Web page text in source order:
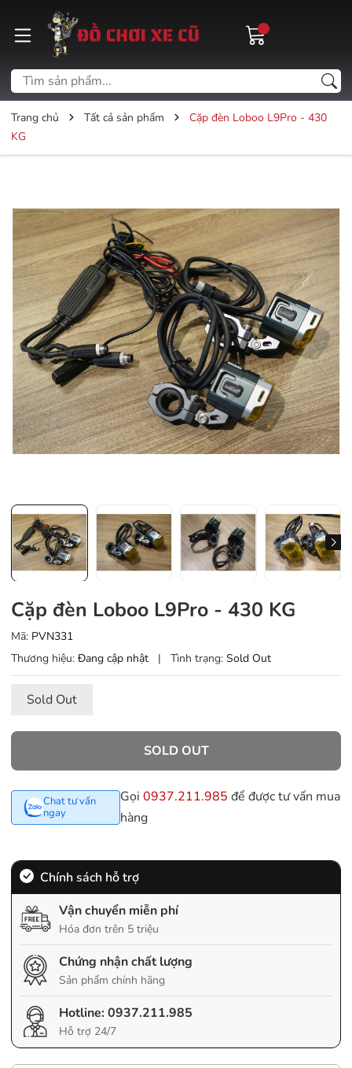
Trang chủ Tất cả sản phẩm
Cặp đèn Loboo L9Pro - 430
KG
Cặp đèn Loboo L9Pro - 430 KG
Mã: PVN331
Thương hiệu: Đang cập nhật | Tình trạng: Sold Out
Sold Out
SOLD OUT
Chat tư vấn
ngay
Gọi 0937.211.985 để được tư vấn mua
hàng
Chính sách hỗ trợ
Vận chuyển miễn phí
Hóa đơn trên 5 triệu
Chứng nhận chất lượng
Sản phẩm chính hãng
Hotline:0937.211.985
Hỗ trợ 24/7